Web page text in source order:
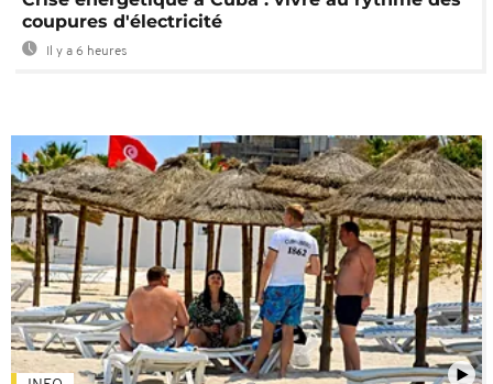
coupures d'électricité
Il y a 6 heures